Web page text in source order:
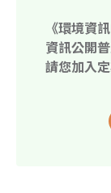
《環境資
資訊公開
請您加入